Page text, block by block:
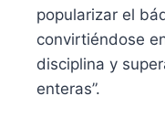
popularizar el
convirtiéndose
disciplina y
enteras”.